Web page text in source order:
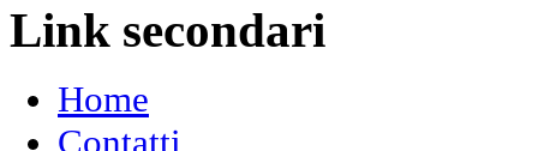
Link secondari
Home
Contatti